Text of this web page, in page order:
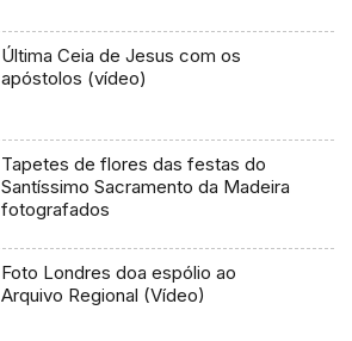
Última Ceia de Jesus com os
apóstolos (vídeo)
Tapetes de flores das festas do
Santíssimo Sacramento da Madeira
fotografados
Foto Londres doa espólio ao
Arquivo Regional (Vídeo)